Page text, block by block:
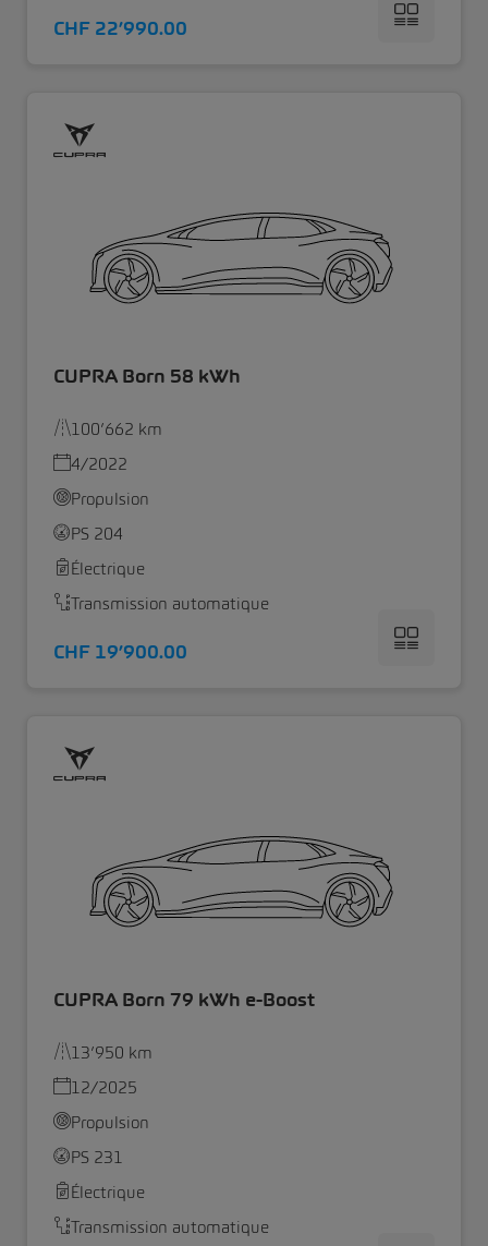
CHF 22’990.00
CUPRA Born 58 kWh
100’662 km
4/2022
Propulsion
PS 204
Électrique
Transmission automatique
CHF 19’900.00
CUPRA Born 79 kWh e-Boost
13’950 km
12/2025
Propulsion
PS 231
Électrique
Transmission automatique